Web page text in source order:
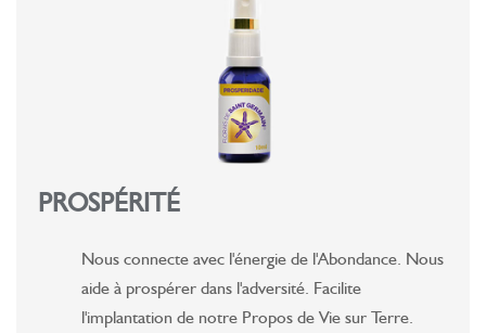
PROSPÉRITÉ
Nous connecte avec l'énergie de l'Abondance. Nous
aide à prospérer dans l'adversité. Facilite
l'implantation de notre Propos de Vie sur Terre.